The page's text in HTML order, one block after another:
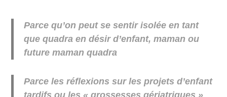
Parce qu’on peut se sentir isolée en tant
que quadra en désir d’enfant, maman ou
future maman quadra
Parce les réflexions sur les projets d’enfant
tardifs ou les « grossesses gériatriques »